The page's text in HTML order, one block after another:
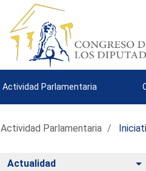
Actividad Parlamentaria
Actividad Parlamentaria
Actualidad